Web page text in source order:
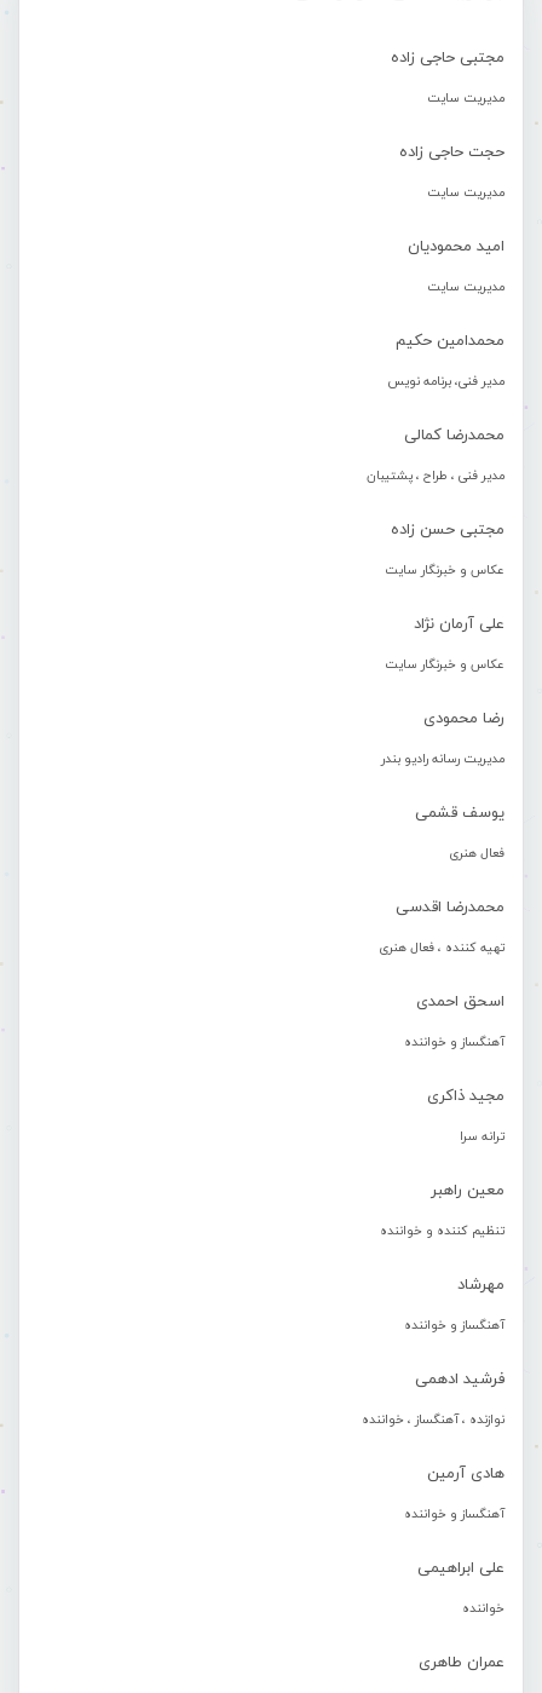
مجتبی حاجی زاده
مدیریت سایت
حجت حاجی زاده
مدیریت سایت
امید محمودیان
مدیریت سایت
محمدامین حکیم
مدیر فنی، برنامه نویس
محمدرضا کمالی
مدیر فنی ، طراح ، پشتیبان
مجتبی حسن زاده
عکاس و خبرنگار سایت
علی آرمان نژاد
عکاس و خبرنگار سایت
رضا محمودی
مدیریت رسانه رادیو بندر
یوسف قشمی
فعال هنری
محمدرضا اقدسی
تهیه کننده ، فعال هنری
اسحق احمدی
آهنگساز و خواننده
مجید ذاکری
ترانه سرا
معین راهبر
تنظیم کننده و خواننده
مهرشاد
آهنگساز و خواننده
فرشید ادهمی
نوازنده ، آهنگساز ، خواننده
هادی آرمین
آهنگساز و خواننده
علی ابراهیمی
خواننده
عمران طاهری